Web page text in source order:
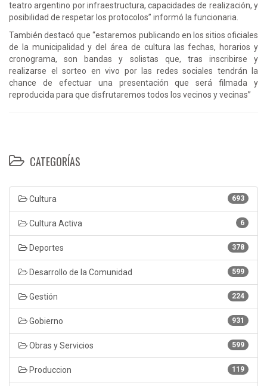
teatro argentino por infraestructura, capacidades de realización, y
posibilidad de respetar los protocolos” informó la funcionaria.
También destacó que “estaremos publicando en los sitios oficiales
de la municipalidad y del área de cultura las fechas, horarios y
cronograma, son bandas y solistas que, tras inscribirse y
realizarse el sorteo en vivo por las redes sociales tendrán la
chance de efectuar una presentación que será filmada y
reproducida para que disfrutaremos todos los vecinos y vecinas”
CATEGORÍAS
693
Cultura
6
Cultura Activa
378
Deportes
599
Desarrollo de la Comunidad
224
Gestión
931
Gobierno
599
Obras y Servicios
119
Produccion